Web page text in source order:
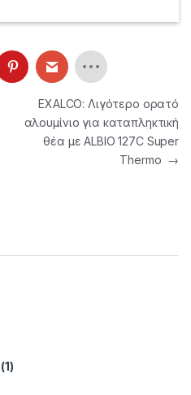
EXALCO: Λιγότερο ορατό
αλουμίνιο για καταπληκτική
θέα με ALBIO 127C Super
Thermo →
(1)